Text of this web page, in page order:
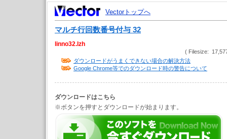
Vectorトップへ
マルチ行回数番号付与 32
linno32.lzh
( Filesize:
ダウンロードがうまくできない場合の解決方法
Google Chrome等でのダウンロード時の警告について
ダウンロードはこちら
※ボタンを押すとダウンロードが始まります。